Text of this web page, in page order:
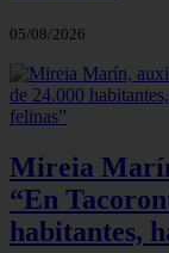
05/08/2026
Mireia
“En
habitantes,